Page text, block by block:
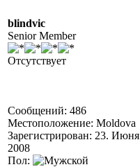
blindvic
Senior Member
Отсутствует
Сообщений: 486
Местоположение: Moldova
Зарегистрирован: 23. Июня
2008
Пол: